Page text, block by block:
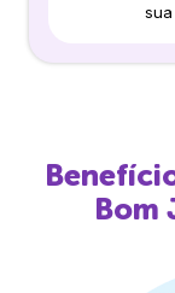
Bom